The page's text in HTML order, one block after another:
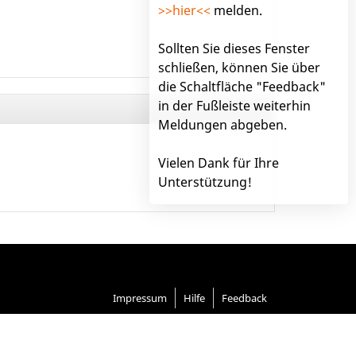
>>hier<< melden.
Sollten Sie dieses Fenster
schließen, können Sie über
die Schaltfläche "Feedback"
in der Fußleiste weiterhin
Meldungen abgeben.
Vielen Dank für Ihre
Unterstützung!
Impressum Hilfe Feedback